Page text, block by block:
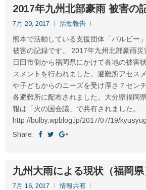
2017年九州北部豪雨 被害の
7月 20, 2017 活動報告
熊本で活動している支援団体「バルビー
被害の記録です。 2017年九州北部豪雨
日田市側から福岡県にかけて各地の被害
スメントを行われました。避難所アセス
や子どもからのニーズを受け厚さ７セン
各避難所に配布されました。大分県福岡
報は「火の国会議」で共有されました。
http://bulby.wpblog.jp/2017/07/19/
Share:
九州大雨による現状（福岡県
7月 16, 2017 情報共有